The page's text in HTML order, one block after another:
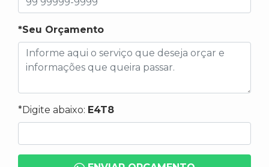
*Seu Orçamento
*Digite abaixo: E4T8